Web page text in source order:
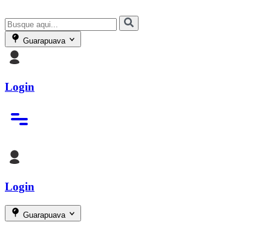
Guarapuava
Login
Login
Guarapuava